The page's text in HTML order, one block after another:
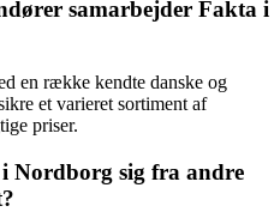
samarbejder Fakta i
en række kendte danske og
et varieret sortiment af
priser.
Nordborg sig fra andre